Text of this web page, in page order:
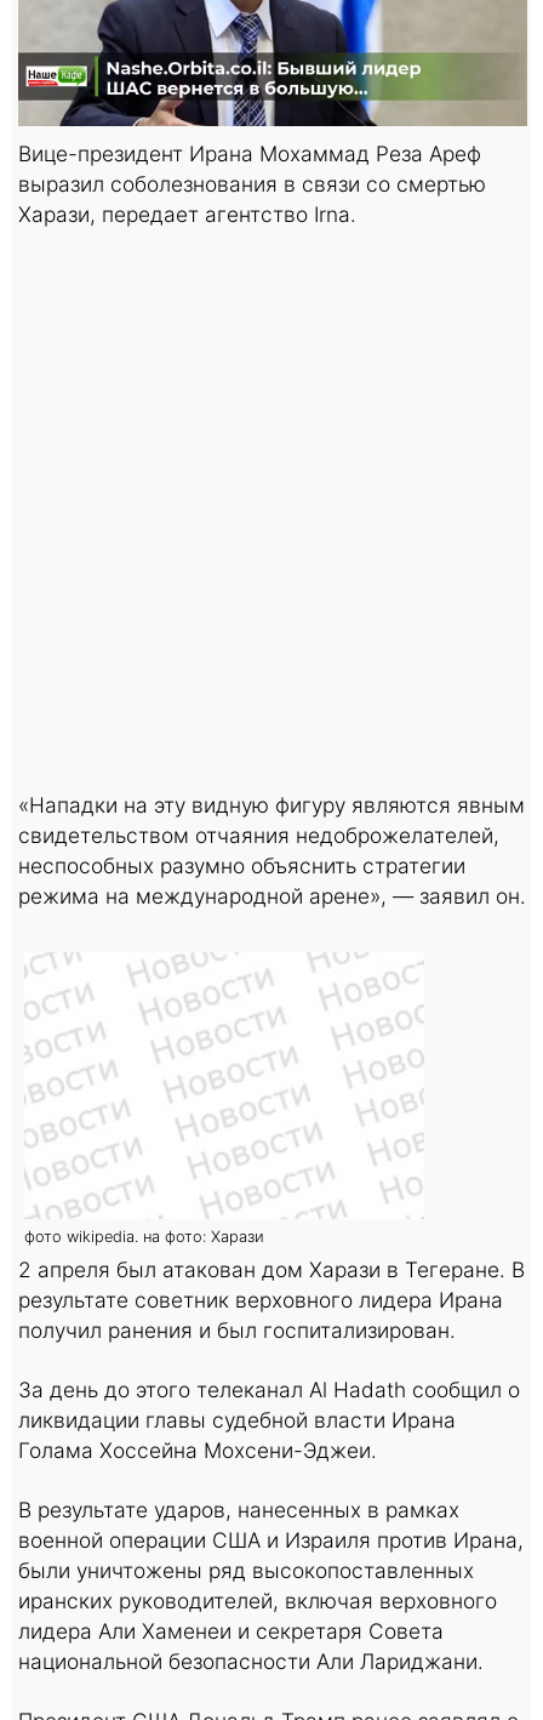
Вице-президент Ирана Мохаммад Реза Ареф
выразил соболезнования в связи со смертью
Харази, передает агентство Irna.
«Нападки на эту видную фигуру являются явным
свидетельством отчаяния недоброжелателей,
неспособных разумно объяснить стратегии
режима на международной арене», — заявил он.
фото wikipedia. на фото: Харази
2 апреля был атакован дом Харази в Тегеране. В
результате советник верховного лидера Ирана
получил ранения и был госпитализирован.
За день до этого телеканал Al Hadath сообщил о
ликвидации главы судебной власти Ирана
Голама Хоссейна Мохсени-Эджеи.
В результате ударов, нанесенных в рамках
военной операции США и Израиля против Ирана,
были уничтожены ряд высокопоставленных
иранских руководителей, включая верховного
лидера Али Хаменеи и секретаря Совета
национальной безопасности Али Лариджани.